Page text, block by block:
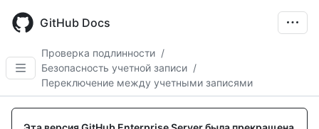
main
GitHub Docs
Проверка подлинности /
Безопасность учетной записи /
Переключение между учетными записями